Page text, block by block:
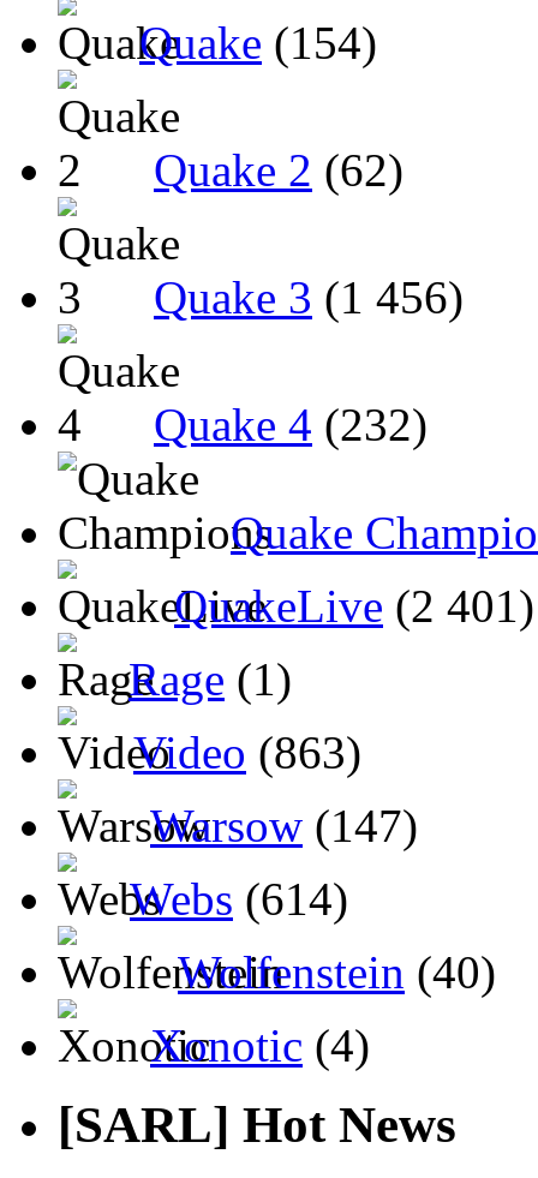
Quake (154)
Quake 2 (62)
Quake 3 (1 456)
Quake 4 (232)
Quake
QuakeLive (2 401)
Rage (1)
Video (863)
Warsow (147)
Webs (614)
Wolfenstein (40)
Xonotic (4)
[SARL] Hot News